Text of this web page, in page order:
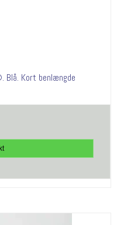
Blå. Kort benlængde